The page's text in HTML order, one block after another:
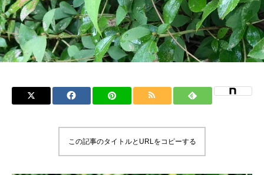
この記事のタイトルとURLをコピーする